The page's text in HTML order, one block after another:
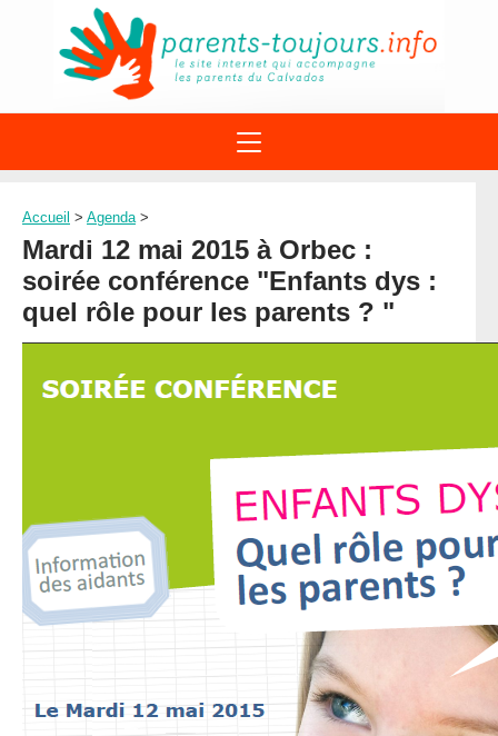
À PROPOS DU REAAP
1ÈRE VISITE
ACTUALITÉ
DISPOSITIFS PARENTALITÉ
SITES INTERNET
NUMÉROS VERTS
LEXIQUE
LETTRES D’INFO
CONTACT
STRUCTURES
DOCUMENTS
FORMATIONS
Accueil > Agenda >
Mardi 12 mai 2015 à Orbec :
soirée conférence "Enfants dys :
quel rôle pour les parents ? "